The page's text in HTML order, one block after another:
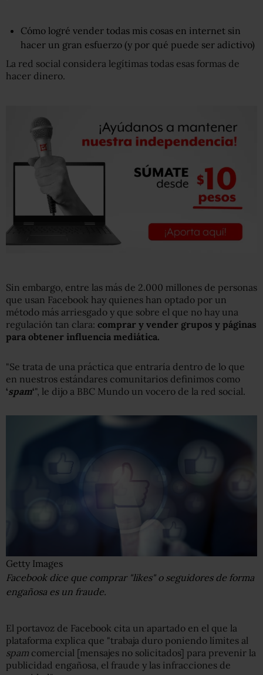
Cómo logré vender todas mis cosas en internet sin
hacer un gran esfuerzo (y por qué puede ser adictivo)
La red social considera legítimas todas esas formas de
hacer dinero.
Sin embargo, entre las más de 2.000 millones de personas
que usan Facebook hay quienes han optado por un
método más arriesgado y que sobre el que no hay una
regulación tan clara: comprar y vender grupos y páginas
para obtener influencia mediática.
"Se trata de una práctica que entraría dentro de lo que
en nuestros estándares comunitarios definimos como
‘spam‘", le dijo a BBC Mundo un vocero de la red social.
Getty Images
Facebook dice que comprar "likes" o seguidores de forma
engañosa es un fraude.
El portavoz de Facebook cita un apartado en el que la
plataforma explica que "trabaja duro poniendo límites al
spam comercial [mensajes no solicitados] para prevenir la
publicidad engañosa, el fraude y las infracciones de